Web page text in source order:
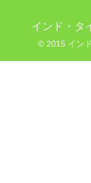
インド・タ
© 2015 イン